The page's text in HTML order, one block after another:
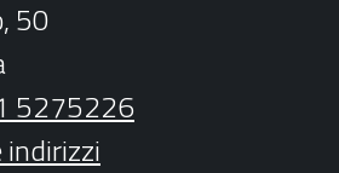
50
5275226
indirizzi